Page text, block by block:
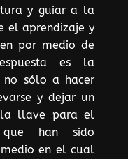
y guiar a la
el aprendizaje y
por medio de
es la
no sólo a hacer
y dejar un
la llave para el
que han sido
en el cual